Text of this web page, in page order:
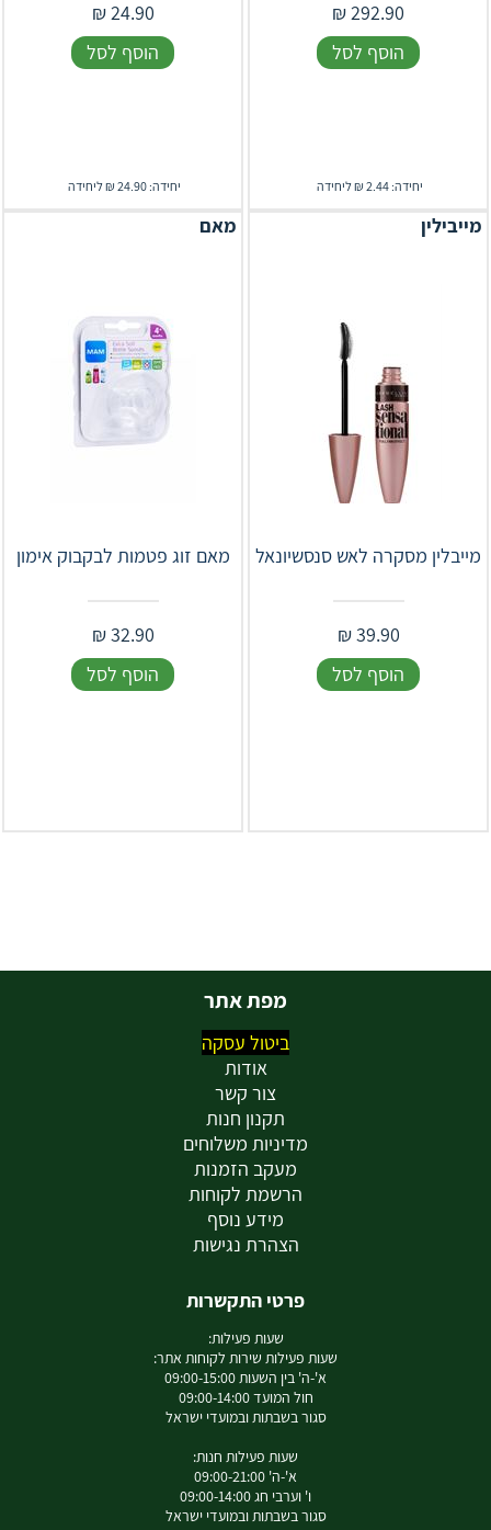
292.90
₪
הוסף לסל
יחידה: 2.44 ₪ ליחידה
24.90
₪
הוסף לסל
יחידה: 24.90 ₪ ליחידה
מייבילין
מייבלין מסקרה לאש סנסשיונאל
39.90
₪
הוסף לסל
מאם
מאם זוג פטמות לבקבוק אימון
32.90
₪
הוסף לסל
מפת אתר
ביטול עסקה
אודות
צור קשר
תקנון חנות
מדיניות משלוחים
מעקב הזמנות
הרשמת לקוחות
מידע נוסף
הצהרת נגישות
פרטי התקשרות
שעות פעילות:
שעות פעילות שירות לקוחות אתר:
א'-ה' בין השעות 09:00-15:00
חול המועד 09:00-14:00
סגור בשבתות ובמועדי ישראל
שעות פעילות חנות:
א'-ה' 09:00-21:00
ו' וערבי חג 09:00-14:00
סגור בשבתות ובמועדי ישראל